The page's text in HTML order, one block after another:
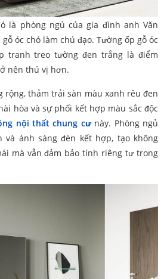
là phòng ngủ của gia đình anh Văn
óc chó làm chủ đạo. Tường ốp gỗ óc
tranh treo tường đen trắng là điểm
nên thú vị hơn.
rộng, thảm trải sàn màu xanh rêu đen
hòa và sự phối kết hợp màu sắc độc
nội thất chung cưnày. Phòng ngủ
ánh sáng đèn kết hợp, tạo không
mà vẫn đảm bảo tính riêng tư trong